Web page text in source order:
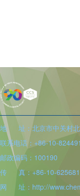
地 址：北京市中关村北
联系电话：+86-10-
邮政编码：100190
传 真：+86-10-
网 址：http://